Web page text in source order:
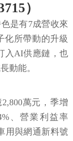
）
是有7成營收來
化所帶動的升級
入AI供應鏈，也
動能。
萬元，季增
、營業利益率
用與網通新料號